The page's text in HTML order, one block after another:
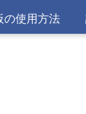
の使用方法